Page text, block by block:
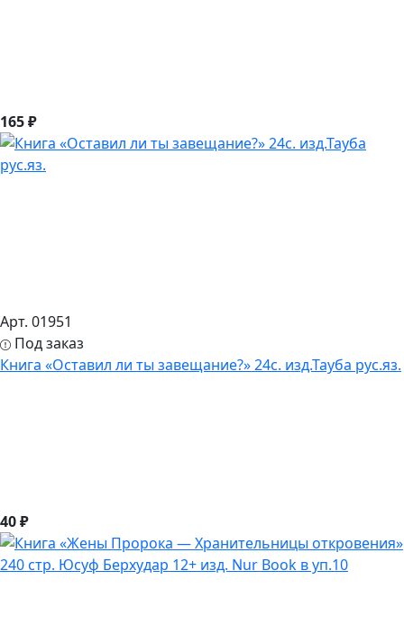
165 ₽
Арт. 01951
Под заказ
Книга «Оставил ли ты завещание?» 24с. изд.Тауба рус.яз.
40 ₽